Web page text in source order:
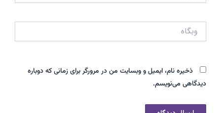
وبگاه
ذخیره نام، ایمیل و وبسایت من در مرورگر برای زمانی که دوباره
دیدگاهی می‌نویسم.